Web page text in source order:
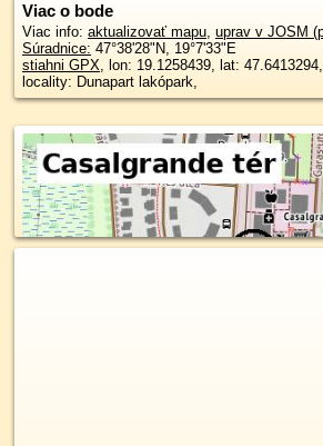
Viac o bode
Viac info: aktualizovať mapu, uprav v JOSM
Súradnice: 47°38'28"N, 19°7'33"E
stiahni GPX, lon: 19.1258439, lat:
locality: Dunapart lakópark,